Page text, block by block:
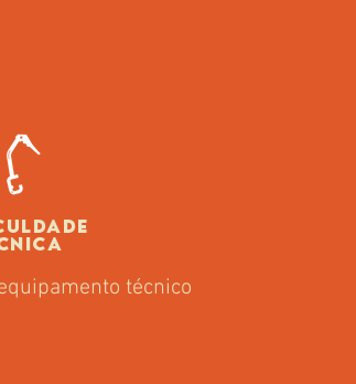
técnico